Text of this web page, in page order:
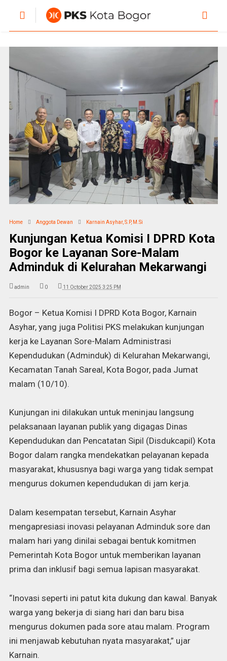
Home Anggota Dewan Karnain Asyhar, S.P, M.Si
Kunjungan Ketua Komisi I DPRD Kota
Bogor ke Layanan Sore-Malam
Adminduk di Kelurahan Mekarwangi
admin 0 11 October 2025 3:25 PM
Bogor – Ketua Komisi I DPRD Kota Bogor, Karnain
Asyhar, yang juga Politisi PKS melakukan kunjungan
kerja ke Layanan Sore-Malam Administrasi
Kependudukan (Adminduk) di Kelurahan Mekarwangi,
Kecamatan Tanah Sareal, Kota Bogor, pada Jumat
malam (10/10).
Kunjungan ini dilakukan untuk meninjau langsung
pelaksanaan layanan publik yang digagas Dinas
Kependudukan dan Pencatatan Sipil (Disdukcapil) Kota
Bogor dalam rangka mendekatkan pelayanan kepada
masyarakat, khususnya bagi warga yang tidak sempat
mengurus dokumen kependudukan di jam kerja.
Dalam kesempatan tersebut, Karnain Asyhar
mengapresiasi inovasi pelayanan Adminduk sore dan
malam hari yang dinilai sebagai bentuk komitmen
Pemerintah Kota Bogor untuk memberikan layanan
prima dan inklusif bagi semua lapisan masyarakat.
“Inovasi seperti ini patut kita dukung dan kawal. Banyak
warga yang bekerja di siang hari dan baru bisa
mengurus dokumen pada sore atau malam. Program
ini menjawab kebutuhan nyata masyarakat,” ujar
Karnain.